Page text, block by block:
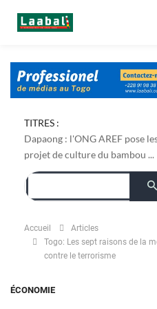
TITRES :
Dapaong : l'ONG AREF pose
projet de culture du bambou ...
Accueil
Articles
Togo: Les sept raisons de la
contre le terrorisme
ÉCONOMIE